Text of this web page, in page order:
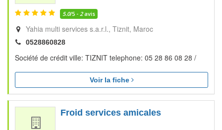
5.0/5 - 2avis
Yahia multi services s.a.r.l. Tiznit Maroc
0528860828
Société de crédit ville: TIZNIT telephone: 05 28 86 08 28 /
Voir la fiche
Froid services amicales